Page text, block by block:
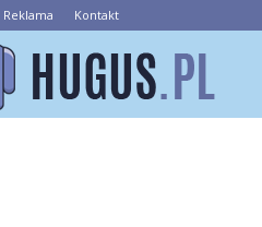
Reklama Kontakt